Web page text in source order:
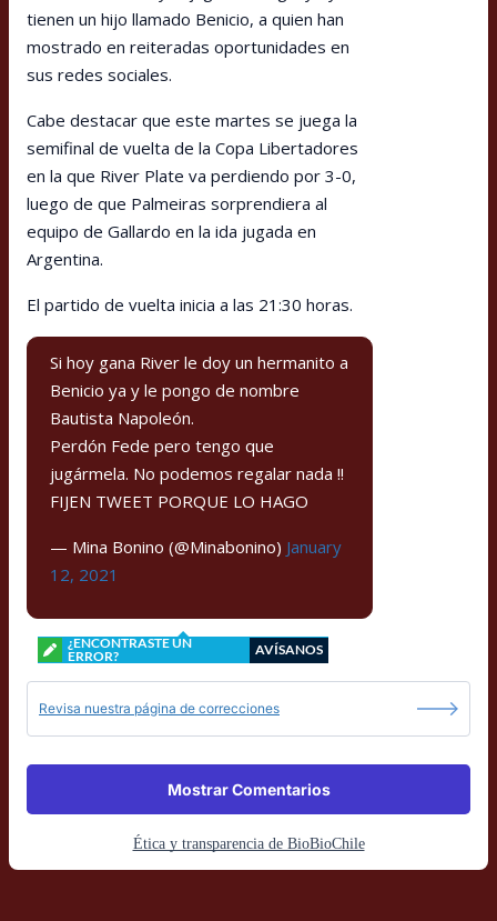
tienen un hijo llamado Benicio, a quien han
mostrado en reiteradas oportunidades en
sus redes sociales.
Cabe destacar que este martes se juega la
semifinal de vuelta de la Copa Libertadores
en la que River Plate va perdiendo por 3-0,
luego de que Palmeiras sorprendiera al
equipo de Gallardo en la ida jugada en
Argentina.
El partido de vuelta inicia a las 21:30 horas.
Si hoy gana River le doy un hermanito a
Benicio ya y le pongo de nombre
Bautista Napoleón.
Perdón Fede pero tengo que
jugármela. No podemos regalar nada !!
FIJEN TWEET PORQUE LO HAGO
— Mina Bonino (@Minabonino) January
12, 2021
¿ENCONTRASTE UN
ERROR?
AVÍSANOS
Revisa nuestra página de correcciones
Mostrar Comentarios
Ética y transparencia de BioBioChile